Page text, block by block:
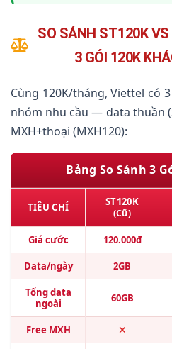
SO SÁNH ST120K
3 GÓI 120K
Cùng 120K/tháng, Viettel có
nhóm nhu cầu — data thuần
MXH+thoại (MXH120):
Bảng So Sánh 3
TIÊU CHÍ ST120K
(Cũ)
Giá cước 120.000đ
Data/ngày 2GB
Tổng data
ngoài
60GB
Free MXH